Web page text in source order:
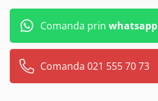
Comanda prin whatsapp
Comanda 021 555 70 73